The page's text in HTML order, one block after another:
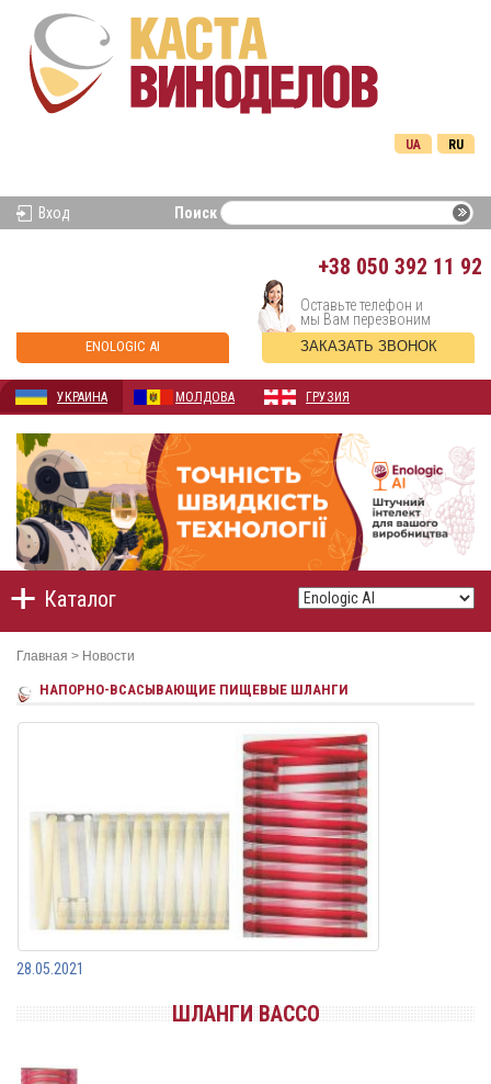
RU
UA
Вход Поиск
+38 050 392 11 92
ENOLOGIC AI
Оставьте телефон и
мы Вам перезвоним
ЗАКАЗАТЬ ЗВОНОК
УКРАИНА МОЛДОВА ГРУЗИЯ
Каталог
Главная > Новости
НАПОРНО-ВСАСЫВАЮЩИЕ ПИЩЕВЫЕ ШЛАНГИ
28.05.2021
ШЛАНГИ BACCO